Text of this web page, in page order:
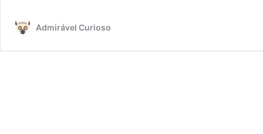
Admirável Curioso